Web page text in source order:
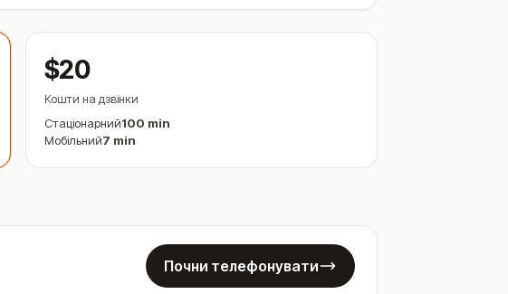
$20
Кошти на дзвінки
Стаціонарний100 min
Мобільний7 min
Почни телефонувати